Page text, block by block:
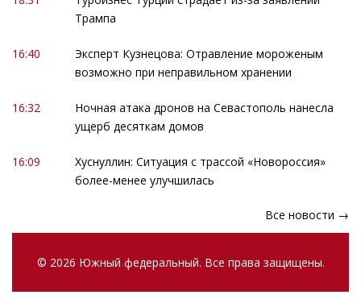
Трампа
16:40
Эксперт Кузнецова: Отравление мороженым
возможно при неправильном хранении
16:32
Ночная атака дронов на Севастополь нанесла
ущерб десяткам домов
16:09
Хуснуллин: Ситуация с трассой «Новороссия»
более-менее улучшилась
Все новости →
© 2026 Южный федеральный. Все права защищены.